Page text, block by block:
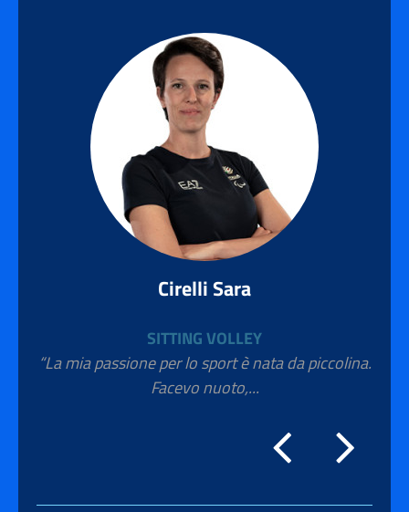
Cirelli Sara
SITTING VOLLEY
“La mia passione per lo sport è nata da piccolina.
Facevo nuoto,...